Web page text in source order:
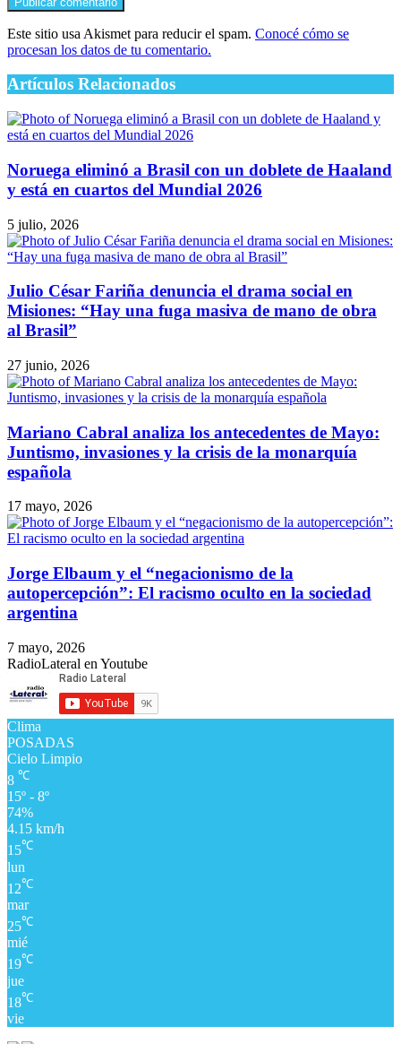
Este sitio usa Akismet para reducir el spam. Conocé cómo se
procesan los datos de tu comentario.
Artículos Relacionados
Noruega eliminó a Brasil con un doblete de Haaland
y está en cuartos del Mundial 2026
5 julio, 2026
Julio César Fariña denuncia el drama social en
Misiones: “Hay una fuga masiva de mano de obra
al Brasil”
27 junio, 2026
Mariano Cabral analiza los antecedentes de Mayo:
Juntismo, invasiones y la crisis de la monarquía
española
17 mayo, 2026
Jorge Elbaum y el “negacionismo de la
autopercepción”: El racismo oculto en la sociedad
argentina
7 mayo, 2026
RadioLateral en Youtube
Clima
POSADAS
Cielo Limpio
8 ℃
15º - 8º
74%
4.15 km/h
15℃
lun
12℃
mar
25℃
mié
19℃
jue
18℃
vie